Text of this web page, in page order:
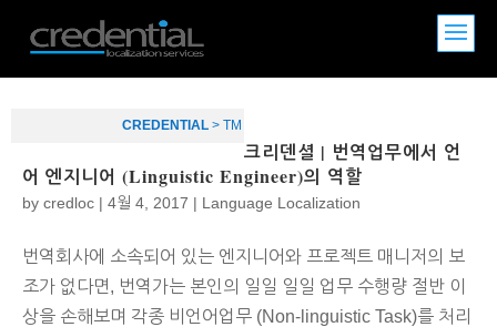
CREDENTIAL > TM
크리덴셜 | 번역업무에서 언
어 엔지니어 (Linguistic Engineer)의 역할
by credloc | 4월 4, 2017 | Language Localization
번역회사에 소속되어 있는 엔지니어와 프로젝트 매니저의 보
조가 없다면, 번역가는 본인의 일일 일일 업무 수행량 절반 이
상을 손해보며 각종 비언어업무 (Non-linguistic Task)를 처리